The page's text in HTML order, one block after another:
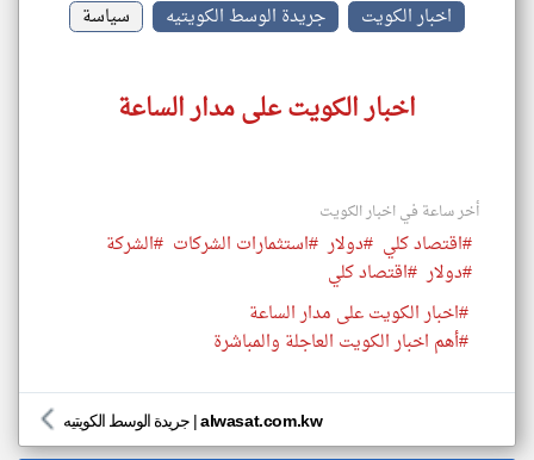
اخبار الكويت جريدة الوسط الكويتيه سياسة
اخبار الكويت على مدار الساعة
أخر ساعة في اخبار الكويت
#اقتصاد كلي #دولار #استثمارات الشركات #الشركة
#دولار #اقتصاد كلي
#اخبار الكويت على مدار الساعة
#أهم اخبار الكويت العاجلة والمباشرة
جريدة الوسط الكويتيه |alwasat.com.kw